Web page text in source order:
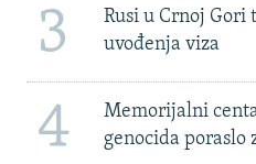
3
Rusi u Crnoj Gori
uvođenja viza
4
Memorijalni
genocida poraslo